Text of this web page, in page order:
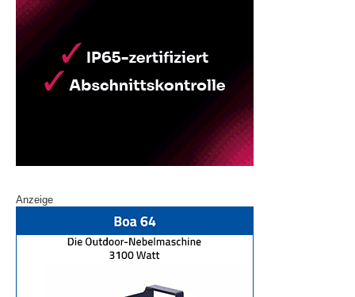
Anzeige